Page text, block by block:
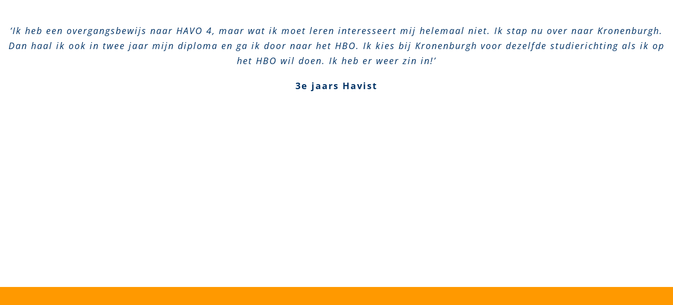
‘Ik heb een overgangsbewijs naar HAVO 4, maar wat ik moet leren interesseert mij helemaal niet. Ik stap nu over naar Kronenburgh.
Dan haal ik ook in twee jaar mijn diploma en ga ik door naar het HBO. Ik kies bij Kronenburgh voor dezelfde studierichting als ik op
het HBO wil doen. Ik heb er weer zin in!’
3e jaars Havist